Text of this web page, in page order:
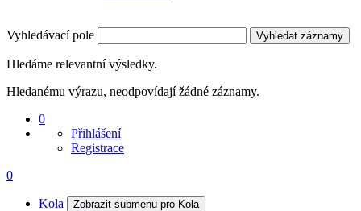
Vyhledávací pole Vyhledat záznamy
Hledáme relevantní výsledky.
Hledanému výrazu, neodpovídají žádné záznamy.
0
Přihlášení
Registrace
0
Kola Zobrazit submenu pro Kola